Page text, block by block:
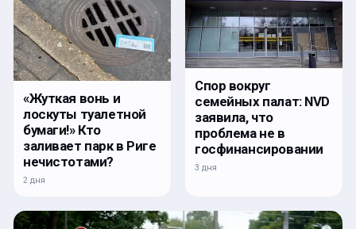
«Жуткая вонь и
лоскуты туалетной
бумаги!» Кто
заливает парк в Риге
нечистотами?
2 дня
Спор вокруг
семейных палат: NVD
заявила, что
проблема не в
госфинансировании
3 дня